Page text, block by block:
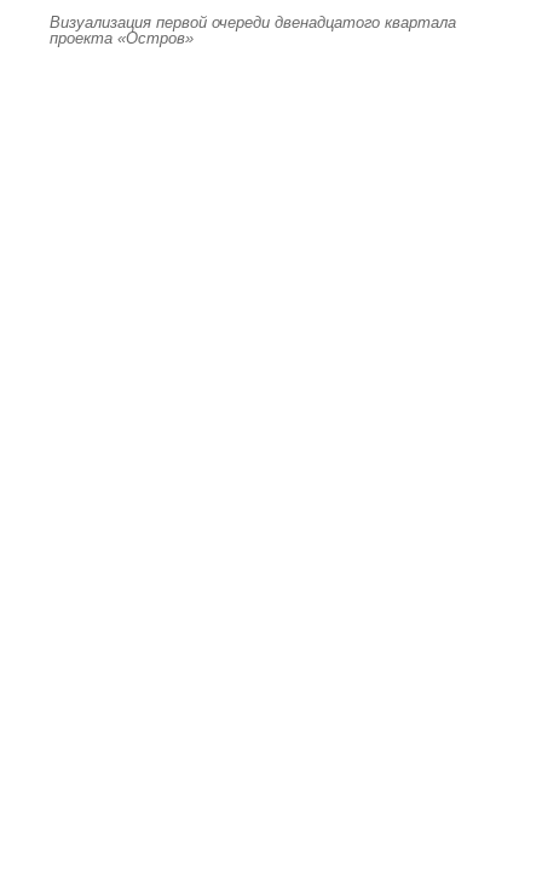
Визуализация первой очереди двенадцатого квартала
проекта «Остров»